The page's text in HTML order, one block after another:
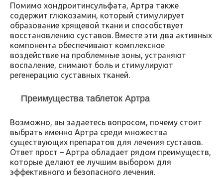
Помимо хондроитинсульфата, Артра также
содержит глюкозамин, который стимулирует
образование хрящевой ткани и способствует
восстановлению суставов. Вместе эти два активных
компонента обеспечивают комплексное
воздействие на проблемные зоны, устраняют
воспаление, снимают боль и стимулируют
регенерацию суставных тканей.
Преимущества таблеток Артра
Возможно, вы задаетесь вопросом, почему стоит
выбрать именно Артра среди множества
существующих препаратов для лечения суставов.
Ответ прост – Артра обладает рядом преимуществ,
которые делают ее лучшим выбором для
эффективного и безопасного лечения.